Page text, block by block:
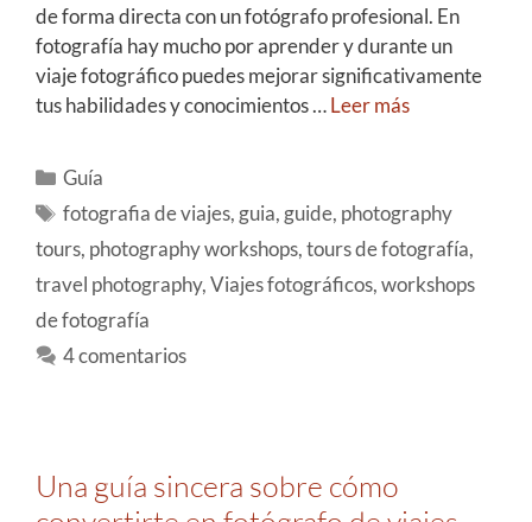
de forma directa con un fotógrafo profesional. En
fotografía hay mucho por aprender y durante un
viaje fotográfico puedes mejorar significativamente
tus habilidades y conocimientos …Leer más
Guía
fotografia de viajes, guia, guide, photography
tours, photography workshops,tours de fotografía,
travel photography,Viajes fotográficos,workshops
de fotografía
4 comentarios
Una guía sincera sobre cómo